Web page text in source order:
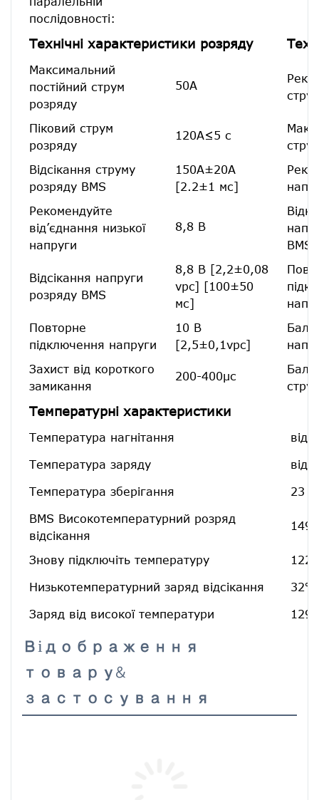
послідовності:
Технічні характеристики розряду
Максимальний
постійний струм
розряду
50А
Піковий струм
розряду
120А≤5 с
Відсікання струму
розряду BMS
150А±20А
[2.2±1 мс]
Рекомендуйте
від’єднання низької
напруги
8,8 В
BMS
Відсікання напруги
розряду BMS
8,8 В [2,2±0,08
vpc] [100±50
мс]
Повторне
підключення напруги
10 В
[2,5±0,1vpc]
Захист від короткого
замикання
200-400μс
Температурні характеристики
Температура нагнітання від
Температура заряду від
Температура зберігання 23
BMS Високотемпературний розряд
відсікання
Знову підключіть температуру 122
Низькотемпературний заряд відсікання
Заряд від високої температури
Відображення
товару&
застосування